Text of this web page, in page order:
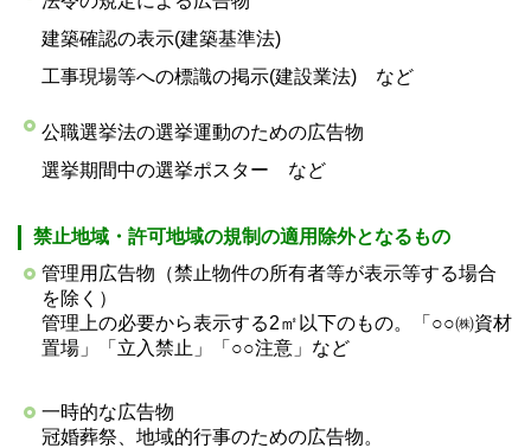
建築確認の表示(建築基準法)
工事現場等への標識の掲示(建設業法) など
公職選挙法の選挙運動のための広告物
選挙期間中の選挙ポスター など
禁止地域・許可地域の規制の適用除外となるもの
管理用広告物（禁止物件の所有者等が表示等する場合
を除く）
管理上の必要から表示する2㎡以下のもの。「○○㈱資材
置場」「立入禁止」「○○注意」など
一時的な広告物
冠婚葬祭、地域的行事のための広告物。